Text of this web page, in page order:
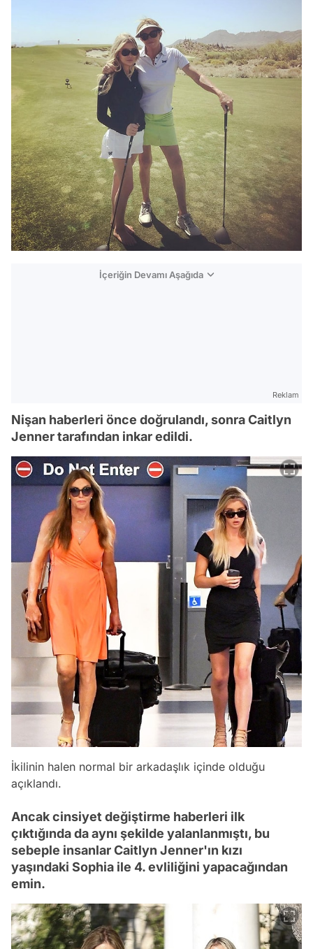
İçeriğin Devamı Aşağıda
Reklam
Nişan haberleri önce doğrulandı, sonra Caitlyn
Jenner tarafından inkar edildi.
İkilinin halen normal bir arkadaşlık içinde olduğu
açıklandı.
Ancak cinsiyet değiştirme haberleri ilk
çıktığında da aynı şekilde yalanlanmıştı, bu
sebeple insanlar Caitlyn Jenner'ın kızı
yaşındaki Sophia ile 4. evliliğini yapacağından
emin.